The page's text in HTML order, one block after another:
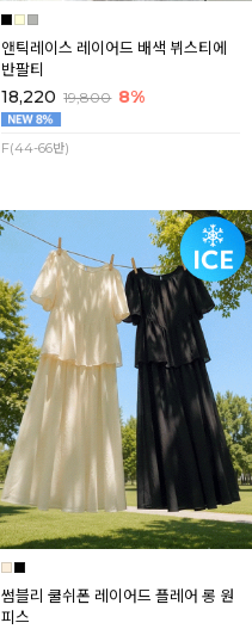
앤틱레이스 레이어드 배색 뷔스티에
반팔티
18,220 19,800 8%
F(44-66반)
썸블리 쿨쉬폰 레이어드 플레어 롱 원
피스